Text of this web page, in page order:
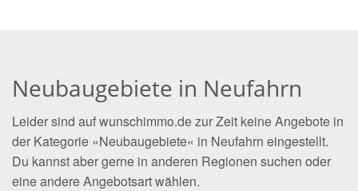
Neubaugebiete in Neufahrn
Leider sind auf wunschimmo.de zur Zeit keine Angebote in
der Kategorie »Neubaugebiete« in Neufahrn eingestellt.
Du kannst aber gerne in anderen Regionen suchen oder
eine andere Angebotsart wählen.